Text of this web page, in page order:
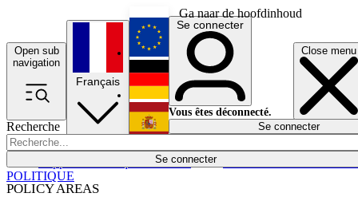
Ga naar de hoofdinhoud
Open sub
navigation
Close menu
Recherche
Se connecter
POLICY AREAS
Économie
Français
English
Deutsch
Español
Se connecter
Vous êtes déconnecté.
Se connecter
POLITIQUE